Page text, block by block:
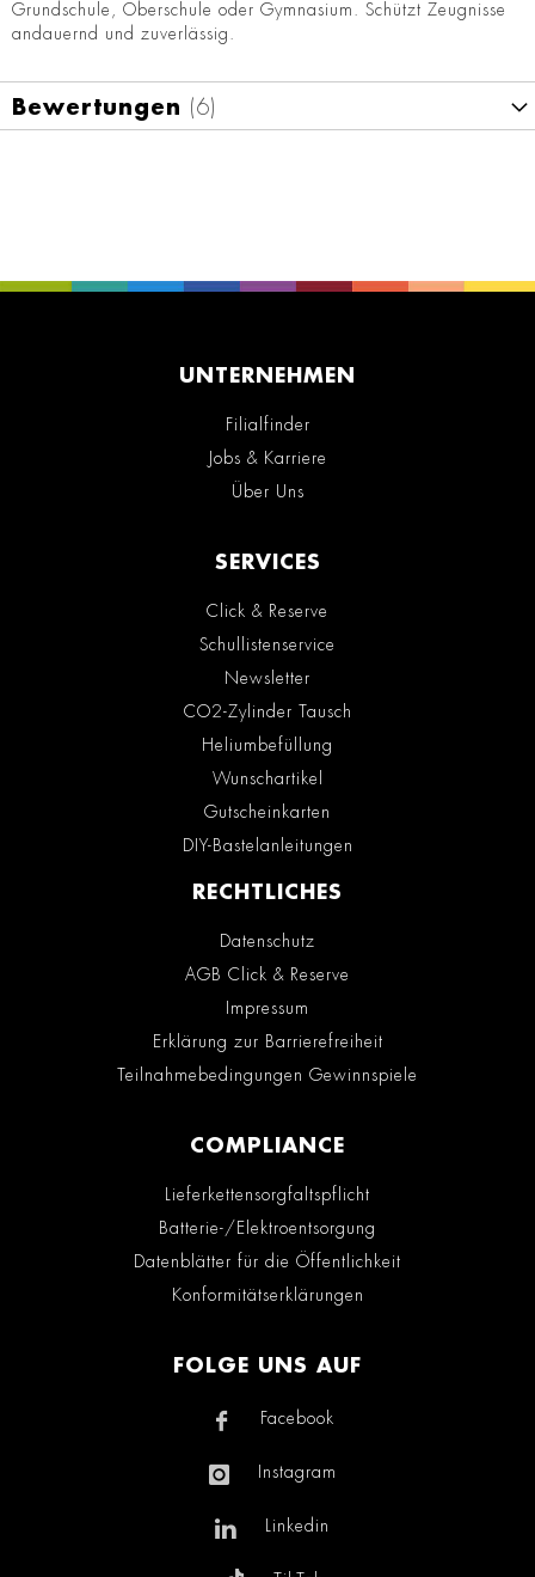
Grundschule, Oberschule oder Gymnasium. Schützt Zeugnisse
andauernd und zuverlässig.
Bewertungen 6
UNTERNEHMEN
Filialfinder
Jobs & Karriere
Über Uns
SERVICES
Click & Reserve
Schullistenservice
Newsletter
CO2-Zylinder Tausch
Heliumbefüllung
Wunschartikel
Gutscheinkarten
DIY-Bastelanleitungen
RECHTLICHES
Datenschutz
AGB Click & Reserve
Impressum
Erklärung zur Barrierefreiheit
Teilnahmebedingungen Gewinnspiele
COMPLIANCE
Lieferkettensorgfaltspflicht
Batterie-/Elektroentsorgung
Datenblätter für die Öffentlichkeit
Konformitätserklärungen
FOLGE UNS AUF
Facebook
Instagram
Linkedin